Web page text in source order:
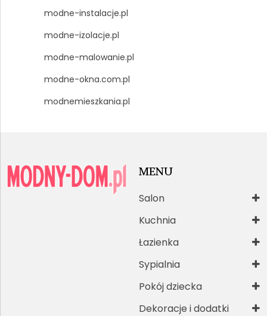
modne-instalacje.pl
modne-izolacje.pl
modne-malowanie.pl
modne-okna.com.pl
modnemieszkania.pl
MENU
Salon
Kuchnia
Łazienka
Sypialnia
Pokój dziecka
Dekoracje i dodatki